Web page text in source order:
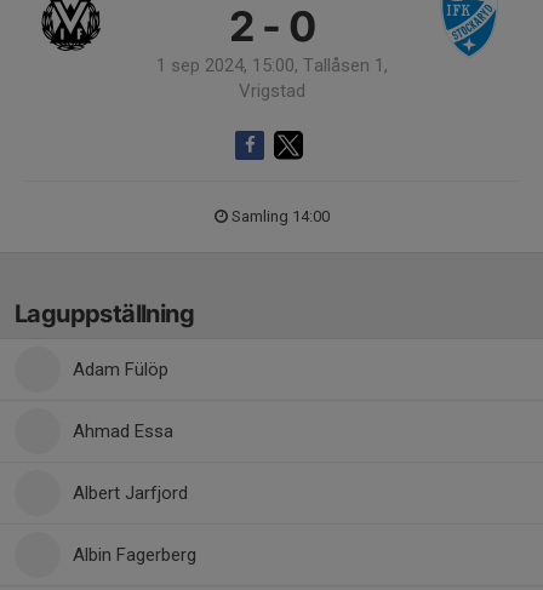
2 - 0
1 sep 2024, 15:00, Tallåsen 1,
Vrigstad
Samling 14:00
Laguppställning
Adam Fülöp
Ahmad Essa
Albert Jarfjord
Albin Fagerberg